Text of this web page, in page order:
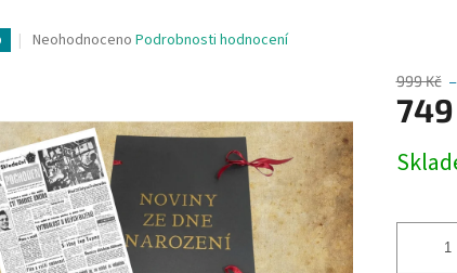
Průměrné
0,0
z
5
hvězdiček.
Neohodnoceno Podrobnosti hodnocení
999 Kč
cena: